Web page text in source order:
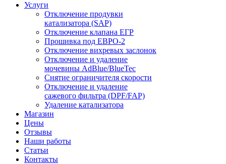
Услуги
Отключение продувки
катализатора (SAP)
Отключение клапана ЕГР
Прошивка под ЕВРО-2
Отключение вихревых заслонок
Отключение и удаление
мочевины AdBlue/BlueTec
Снятие ограничителя скорости
Отключение и удаление
сажевого фильтра (DPF/FAP)
Удаление катализатора
Магазин
Цены
Отзывы
Наши работы
Статьи
Контакты